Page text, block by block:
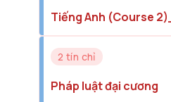
Tiếng Anh (Course
2 tín chỉ
Pháp luật đại cương